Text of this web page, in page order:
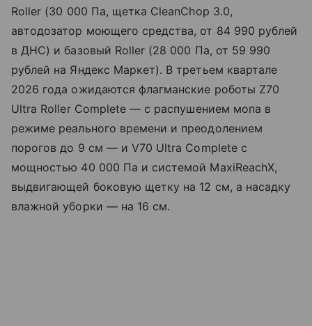
Roller (30 000 Па, щетка CleanChop 3.0,
автодозатор моющего средства, от 84 990 рублей
в ДНС) и базовый Roller (28 000 Па, от 59 990
рублей на Яндекс Маркет). В третьем квартале
2026 года ожидаются флагманские роботы Z70
Ultra Roller Complete — с распушением мопа в
режиме реального времени и преодолением
порогов до 9 см — и V70 Ultra Complete с
мощностью 40 000 Па и системой MaxiReachX,
выдвигающей боковую щетку на 12 см, а насадку
влажной уборки — на 16 см.